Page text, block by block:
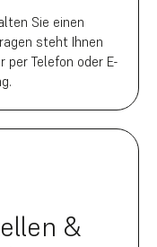
Sie einen
steht Ihnen
Telefon oder E-
&